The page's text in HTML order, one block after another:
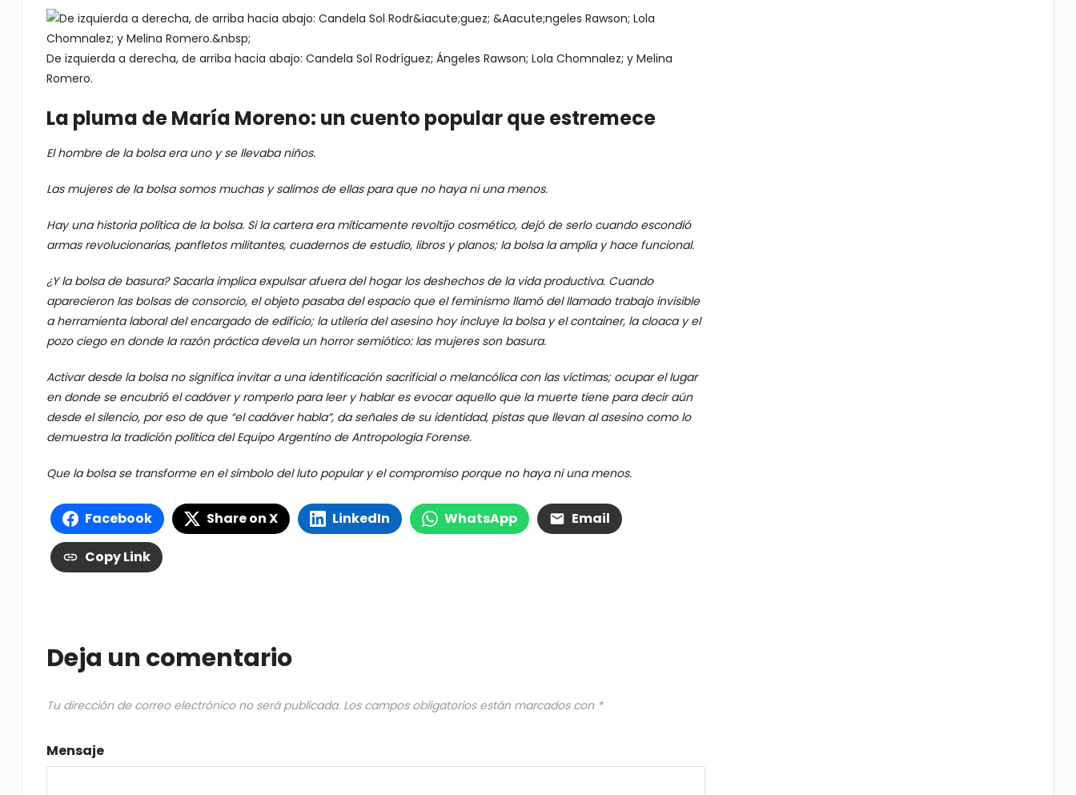
De izquierda a derecha, de arriba hacia abajo: Candela Sol Rodríguez; Ángeles Rawson; Lola Chomnalez; y Melina
Romero.
La pluma de María Moreno: un cuento popular que estremece
El hombre de la bolsa era uno y se llevaba niños.
Las mujeres de la bolsa somos muchas y salimos de ellas para que no haya ni una menos.
Hay una historia política de la bolsa. Si la cartera era míticamente revoltijo cosmético, dejó de serlo cuando escondió
armas revolucionarias, panfletos militantes, cuadernos de estudio, libros y planos; la bolsa la amplía y hace funcional.
¿Y la bolsa de basura? Sacarla implica expulsar afuera del hogar los deshechos de la vida productiva. Cuando
aparecieron las bolsas de consorcio, el objeto pasaba del espacio que el feminismo llamó del llamado trabajo invisible
a herramienta laboral del encargado de edificio; la utilería del asesino hoy incluye la bolsa y el container, la cloaca y el
pozo ciego en donde la razón práctica devela un horror semiótico: las mujeres son basura.
Activar desde la bolsa no significa invitar a una identificación sacrificial o melancólica con las víctimas; ocupar el lugar
en donde se encubrió el cadáver y romperlo para leer y hablar es evocar aquello que la muerte tiene para decir aún
desde el silencio, por eso de que “el cadáver habla”, da señales de su identidad, pistas que llevan al asesino como lo
demuestra la tradición política del Equipo Argentino de Antropología Forense.
Que la bolsa se transforme en el símbolo del luto popular y el compromiso porque no haya ni una menos.
Facebook Share on X LinkedIn WhatsApp Email
Copy Link
Deja un comentario
Tu dirección de correo electrónico no será publicada. Los campos obligatorios están marcados con *
Mensaje